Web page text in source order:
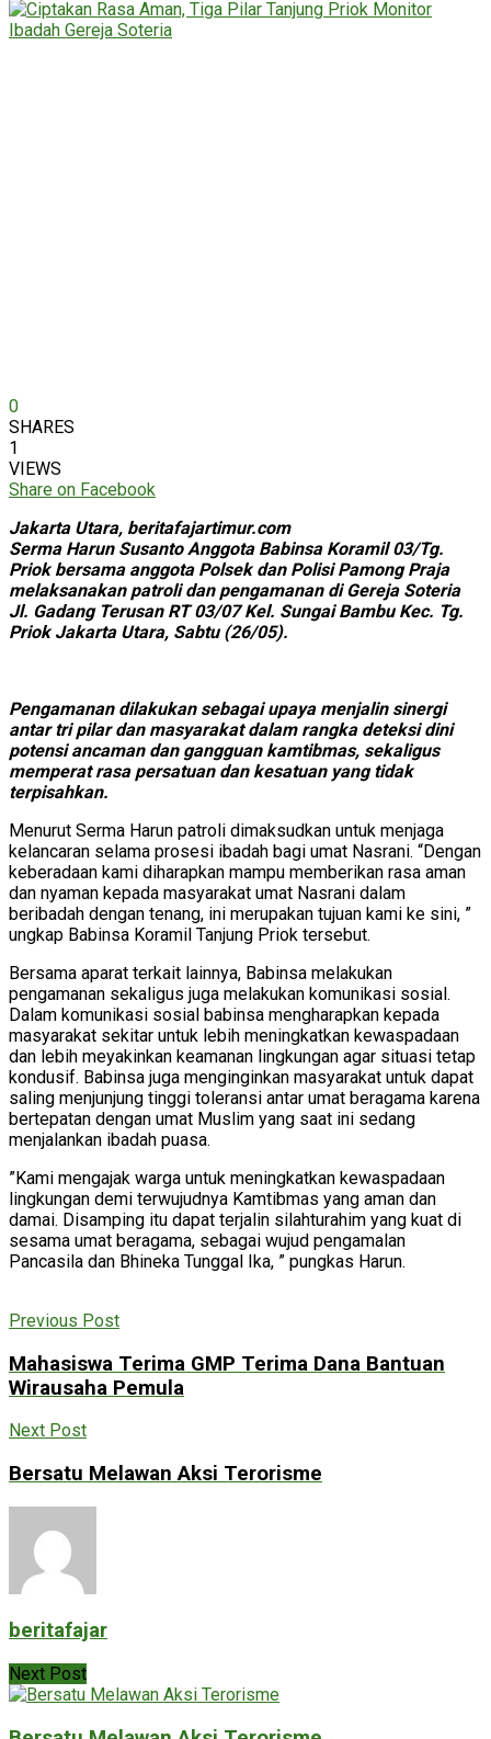
0
SHARES
1
VIEWS
Share on Facebook
Jakarta Utara, beritafajartimur.com
Serma Harun Susanto Anggota Babinsa Koramil 03/Tg.
Priok bersama anggota Polsek dan Polisi Pamong Praja
melaksanakan patroli dan pengamanan di Gereja Soteria
Jl. Gadang Terusan RT 03/07 Kel. Sungai Bambu Kec. Tg.
Priok Jakarta Utara, Sabtu (26/05).
Pengamanan dilakukan sebagai upaya menjalin sinergi
antar tri pilar dan masyarakat dalam rangka deteksi dini
potensi ancaman dan gangguan kamtibmas, sekaligus
memperat rasa persatuan dan kesatuan yang tidak
terpisahkan.
Menurut Serma Harun patroli dimaksudkan untuk menjaga
kelancaran selama prosesi ibadah bagi umat Nasrani. “Dengan
keberadaan kami diharapkan mampu memberikan rasa aman
dan nyaman kepada masyarakat umat Nasrani dalam
beribadah dengan tenang, ini merupakan tujuan kami ke sini, ”
ungkap Babinsa Koramil Tanjung Priok tersebut.
Bersama aparat terkait lainnya, Babinsa melakukan
pengamanan sekaligus juga melakukan komunikasi sosial.
Dalam komunikasi sosial babinsa mengharapkan kepada
masyarakat sekitar untuk lebih meningkatkan kewaspadaan
dan lebih meyakinkan keamanan lingkungan agar situasi tetap
kondusif. Babinsa juga menginginkan masyarakat untuk dapat
saling menjunjung tinggi toleransi antar umat beragama karena
bertepatan dengan umat Muslim yang saat ini sedang
menjalankan ibadah puasa.
”Kami mengajak warga untuk meningkatkan kewaspadaan
lingkungan demi terwujudnya Kamtibmas yang aman dan
damai. Disamping itu dapat terjalin silahturahim yang kuat di
sesama umat beragama, sebagai wujud pengamalan
Pancasila dan Bhineka Tunggal Ika, ” pungkas Harun.
Previous Post
Mahasiswa Terima GMP Terima Dana Bantuan
Wirausaha Pemula
Next Post
Bersatu Melawan Aksi Terorisme
beritafajar
Next Post